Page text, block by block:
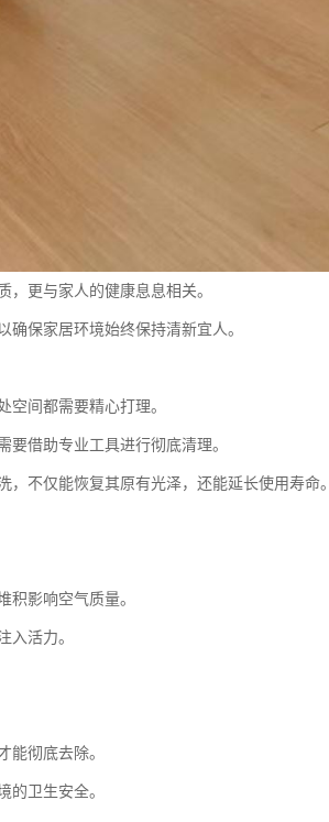
更与家人的健康息息相关。
保家居环境始终保持清新宜人。
空间都需要精心打理。
借助专业工具进行彻底清理。
不仅能恢复其原有光泽，还能延长使用寿命。
积影响空气质量。
入活力。
能彻底去除。
的卫生安全。